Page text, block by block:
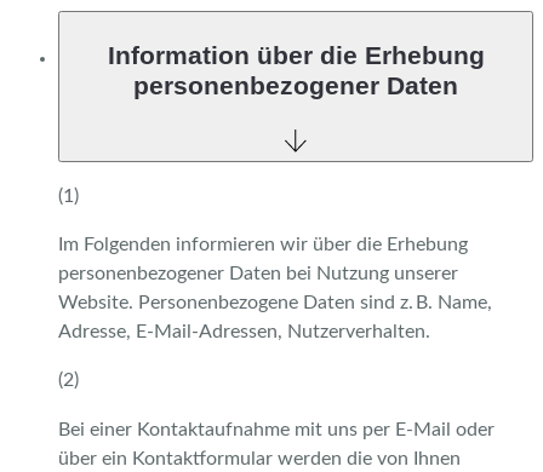
Information über die Erhebung
personenbezogener Daten
(1)
Im Folgenden informieren wir über die Erhebung
personenbezogener Daten bei Nutzung unserer
Website. Personenbezogene Daten sind z. B. Name,
Adresse, E-Mail-Adressen, Nutzerverhalten.
(2)
Bei einer Kontaktaufnahme mit uns per E-Mail oder
über ein Kontaktformular werden die von Ihnen